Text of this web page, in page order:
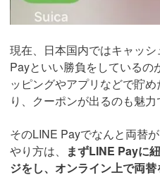
現在、日本国内ではキャッ
Payといい勝負をしているの
ッピングやアプリなどで貯
り、クーポンが出るのも魅力
そのLINE Payでなんと両替が
やり方は、
まずLINE Payに
ジをし、オンライン上で両替